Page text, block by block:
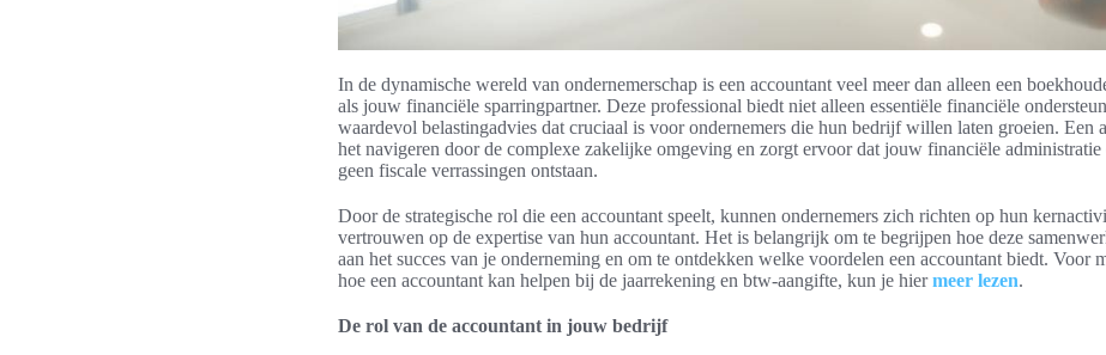
In de dynamische wereld van ondernemerschap is een accountant veel meer dan alleen een
als jouw financiële sparringpartner. Deze professional biedt niet alleen essentiële financiële
waardevol belastingadvies dat cruciaal is voor ondernemers die hun bedrijf willen laten groeien. Een
het navigeren door de complexe zakelijke omgeving en zorgt ervoor dat jouw financiële administratie
geen fiscale verrassingen ontstaan.
Door de strategische rol die een accountant speelt, kunnen ondernemers zich richten op hun
vertrouwen op de expertise van hun accountant. Het is belangrijk om te begrijpen hoe deze
aan het succes van je onderneming en om te ontdekken welke voordelen een accountant biedt. Voor
hoe een accountant kan helpen bij de jaarrekening en btw-aangifte, kun je hiermeer lezen.
De rol van de accountant in jouw bedrijf